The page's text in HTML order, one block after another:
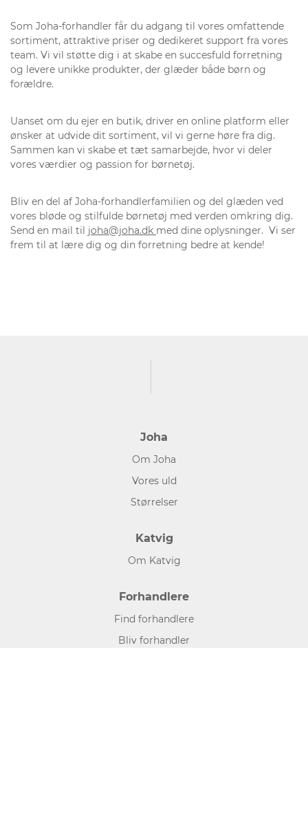
Som Joha-forhandler får du adgang til vores omfattende
sortiment, attraktive priser og dedikeret support fra vores
team. Vi vil støtte dig i at skabe en succesfuld forretning
og levere unikke produkter, der glæder både børn og
forældre.
Uanset om du ejer en butik, driver en online platform eller
ønsker at udvide dit sortiment, vil vi gerne høre fra dig.
Sammen kan vi skabe et tæt samarbejde, hvor vi deler
vores værdier og passion for børnetøj.
Bliv en del af Joha-forhandlerfamilien og del glæden ved
vores bløde og stilfulde børnetøj med verden omkring dig.
Send en mail til joha@joha.dk med dine oplysninger. Vi ser
frem til at lære dig og din forretning bedre at kende!
Joha
Om Joha
Vores uld
Størrelser
Katvig
Om Katvig
Forhandlere
Find forhandlere
Bliv forhandler